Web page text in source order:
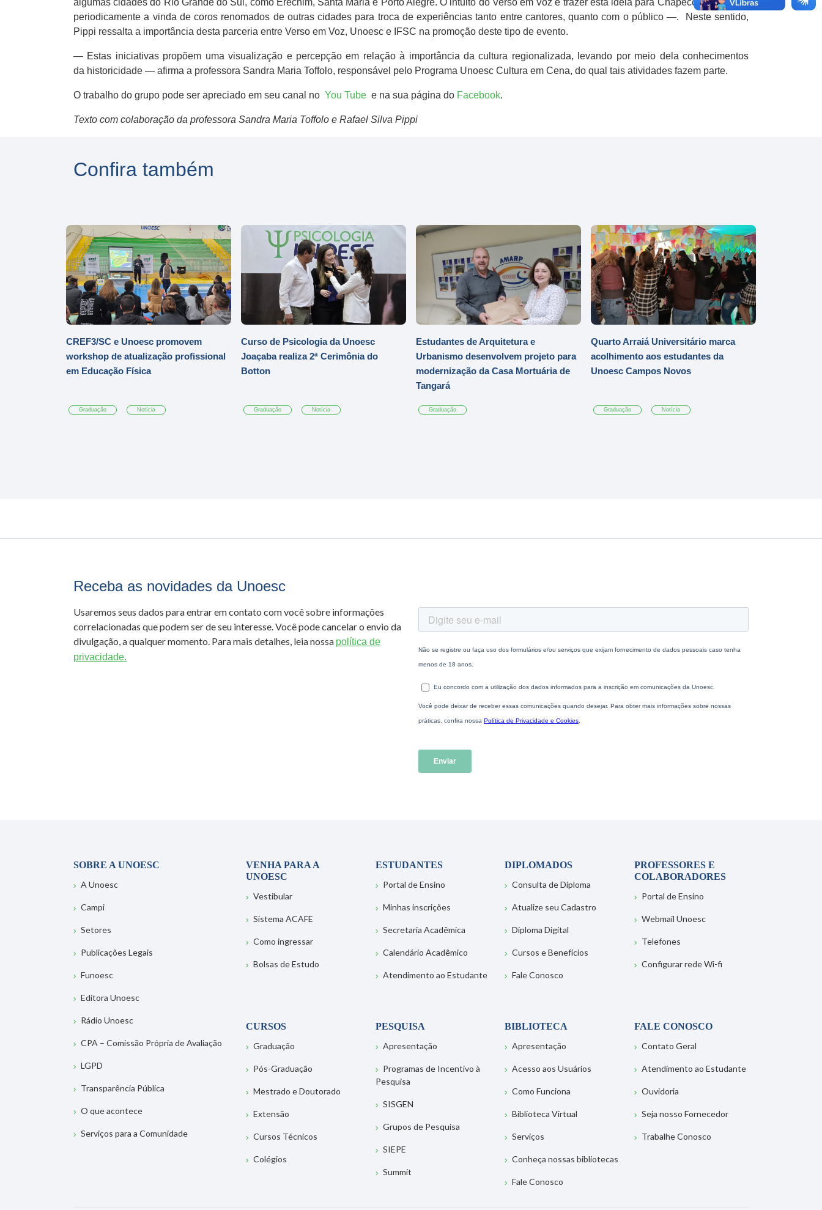
periodicamente a vinda de coros renomados de outras cidades para troca de experiências tanto entre cantores, quanto com o público —. Neste sentido,
Pippi ressalta a importância desta parceria entre Verso em Voz, Unoesc e IFSC na promoção deste tipo de evento.
— Estas iniciativas propõem uma visualização e percepção em relação à importância da cultura regionalizada, levando por meio dela conhecimentos
da historicidade — afirma a professora Sandra Maria Toffolo, responsável pelo Programa Unoesc Cultura em Cena, do qual tais atividades fazem parte.
O trabalho do grupo pode ser apreciado em seu canal no You Tube e na sua página do Facebook.
Texto com colaboração da professora Sandra Maria Toffolo e Rafael Silva Pippi
Confira também
CREF3/SC e Unoesc promovem
workshop de atualização profissional
em Educação Física
Graduação Notícia
Curso de Psicologia da Unoesc
Joaçaba realiza 2ª Cerimônia do
Botton
Graduação Notícia
Estudantes de Arquitetura e
Urbanismo desenvolvem projeto para
modernização da Casa Mortuária de
Tangará
Graduação
Quarto Arraiá Universitário marca
acolhimento aos estudantes da
Unoesc Campos Novos
Graduação Notícia
Receba as novidades da Unoesc
Usaremos seus dados para entrar em contato com você sobre informações
correlacionadas que podem ser de seu interesse. Você pode cancelar o envio da
divulgação, a qualquer momento. Para mais detalhes, leia nossa política de
privacidade.
SOBRE A UNOESC
A Unoesc
Campi
Setores
Publicações Legais
Funoesc
Editora Unoesc
Rádio Unoesc
CPA – Comissão Própria de Avaliação
LGPD
Transparência Pública
O que acontece
Serviços para a Comunidade
VENHA PARA A
UNOESC
Vestibular
Sistema ACAFE
Como ingressar
Bolsas de Estudo
ESTUDANTES
Portal de Ensino
Minhas inscrições
Secretaria Acadêmica
Calendário Acadêmico
Atendimento ao Estudante
DIPLOMADOS
Consulta de Diploma
Atualize seu Cadastro
Diploma Digital
Cursos e Benefícios
Fale Conosco
PROFESSORES E
COLABORADORES
Portal de Ensino
Webmail Unoesc
Telefones
Configurar rede Wi-fi
CURSOS
Graduação
Pós-Graduação
Mestrado e Doutorado
Extensão
Cursos Técnicos
Colégios
PESQUISA
Apresentação
Programas de Incentivo à
Pesquisa
SISGEN
Grupos de Pesquisa
SIEPE
Summit
BIBLIOTECA
Apresentação
Acesso aos Usuários
Como Funciona
Biblioteca Virtual
Serviços
Conheça nossas bibliotecas
Fale Conosco
FALE CONOSCO
Contato Geral
Atendimento ao Estudante
Ouvidoria
Seja nosso Fornecedor
Trabalhe Conosco